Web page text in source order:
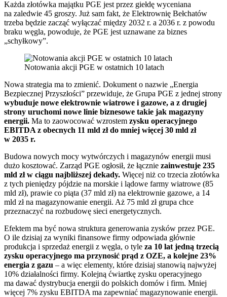
Każda złotówka majątku PGE jest przez giełdę wyceniana
na zaledwie 45 groszy. Już sam fakt, że Elektrownię Bełchatów
trzeba będzie zacząć wyłączać między 2032 r. a 2036 r. z powodu
braku węgla, powoduje, że PGE jest uznawane za biznes
„schyłkowy”.
Notowania akcji PGE w ostatnich 10 latach
Nowa strategia ma to zmienić. Dokument o nazwie „Energia
Bezpiecznej Przyszłości” przewiduje, że Grupa PGE z jednej strony
wybuduje nowe elektrownie wiatrowe i gazowe, a z drugiej
strony uruchomi nowe linie biznesowe takie jak magazyny
energii. Ma to zaowocować wzrostem zysku operacyjnego
EBITDA z obecnych 11 mld zł do mniej więcej 30 mld zł
w 2035 r.
Budowa nowych mocy wytwórczych i magazynów energii musi
dużo kosztować. Zarząd PGE ogłosił, że łącznie zainwestuje 235
mld zł w ciągu najbliższej dekady. Więcej niż co trzecia złotówka
z tych pieniędzy pójdzie na morskie i lądowe farmy wiatrowe (85
mld zł), prawie co piąta (37 mld zł) na elektrownie gazowe, a 14
mld zł na magazynowanie energii. Aż 75 mld zł grupa chce
przeznaczyć na rozbudowę sieci energetycznych.
Efektem ma być nowa struktura generowania zysków przez PGE.
O ile dzisiaj za wyniki finansowe firmy odpowiada głównie
produkcja i sprzedaż energii z węgla, o tyle za 10 lat jedną trzecią
zysku operacyjnego ma przynosić prąd z OZE, a kolejne 23%
energia z gazu – a więc elementy, które dzisiaj stanowią najwyżej
10% działalności firmy. Kolejną ćwiartkę zysku operacyjnego
ma dawać dystrybucja energii do polskich domów i firm. Mniej
więcej 7% zysku EBITDA ma zapewniać magazynowanie energii.